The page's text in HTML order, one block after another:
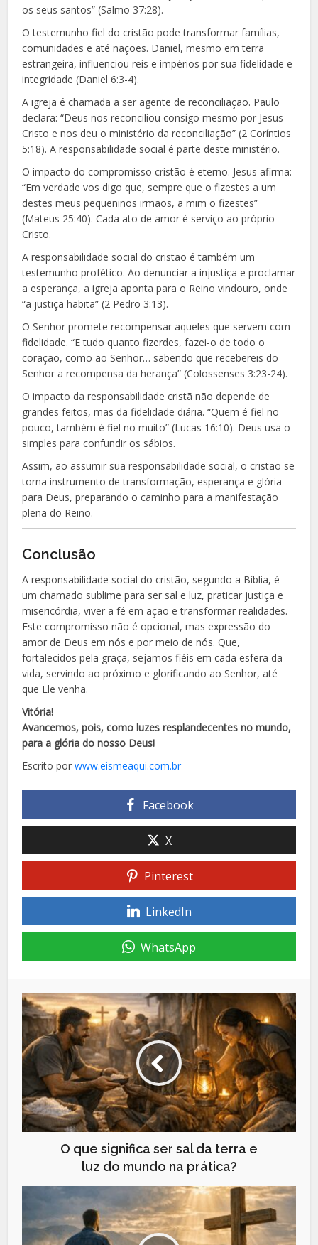
os seus santos” (Salmo 37:28).
O testemunho fiel do cristão pode transformar famílias,
comunidades e até nações. Daniel, mesmo em terra
estrangeira, influenciou reis e impérios por sua fidelidade e
integridade (Daniel 6:3-4).
A igreja é chamada a ser agente de reconciliação. Paulo
declara: “Deus nos reconciliou consigo mesmo por Jesus
Cristo e nos deu o ministério da reconciliação” (2 Coríntios
5:18). A responsabilidade social é parte deste ministério.
O impacto do compromisso cristão é eterno. Jesus afirma:
“Em verdade vos digo que, sempre que o fizestes a um
destes meus pequeninos irmãos, a mim o fizestes”
(Mateus 25:40). Cada ato de amor é serviço ao próprio
Cristo.
A responsabilidade social do cristão é também um
testemunho profético. Ao denunciar a injustiça e proclamar
a esperança, a igreja aponta para o Reino vindouro, onde
“a justiça habita” (2 Pedro 3:13).
O Senhor promete recompensar aqueles que servem com
fidelidade. “E tudo quanto fizerdes, fazei-o de todo o
coração, como ao Senhor… sabendo que recebereis do
Senhor a recompensa da herança” (Colossenses 3:23-24).
O impacto da responsabilidade cristã não depende de
grandes feitos, mas da fidelidade diária. “Quem é fiel no
pouco, também é fiel no muito” (Lucas 16:10). Deus usa o
simples para confundir os sábios.
Assim, ao assumir sua responsabilidade social, o cristão se
torna instrumento de transformação, esperança e glória
para Deus, preparando o caminho para a manifestação
plena do Reino.
Conclusão
A responsabilidade social do cristão, segundo a Bíblia, é
um chamado sublime para ser sal e luz, praticar justiça e
misericórdia, viver a fé em ação e transformar realidades.
Este compromisso não é opcional, mas expressão do
amor de Deus em nós e por meio de nós. Que,
fortalecidos pela graça, sejamos fiéis em cada esfera da
vida, servindo ao próximo e glorificando ao Senhor, até
que Ele venha.
Vitória!
Avancemos, pois, como luzes resplandecentes no mundo,
para a glória do nosso Deus!
Escrito porwww.eismeaqui.com.br
Facebook
X
Pinterest
LinkedIn
WhatsApp
O que significa ser sal da terra e
luz do mundo na prática?